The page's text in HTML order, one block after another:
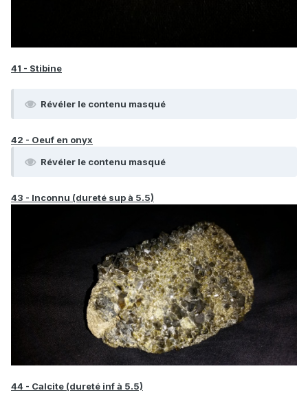
41 - Stibine
Révéler le contenu masqué
42 - Oeuf en onyx
Révéler le contenu masqué
43 - Inconnu (dureté sup à 5.5)
44 - Calcite (dureté inf à 5.5)